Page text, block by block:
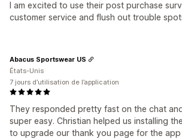
I am excited to use their post purchase
customer service and flush out trouble
They responded pretty fast on the chat
super easy. Christian helped us installing
to upgrade our thank you page for the
Abacus Sportswear US
États-Unis
7 jours d’utilisation de l’application